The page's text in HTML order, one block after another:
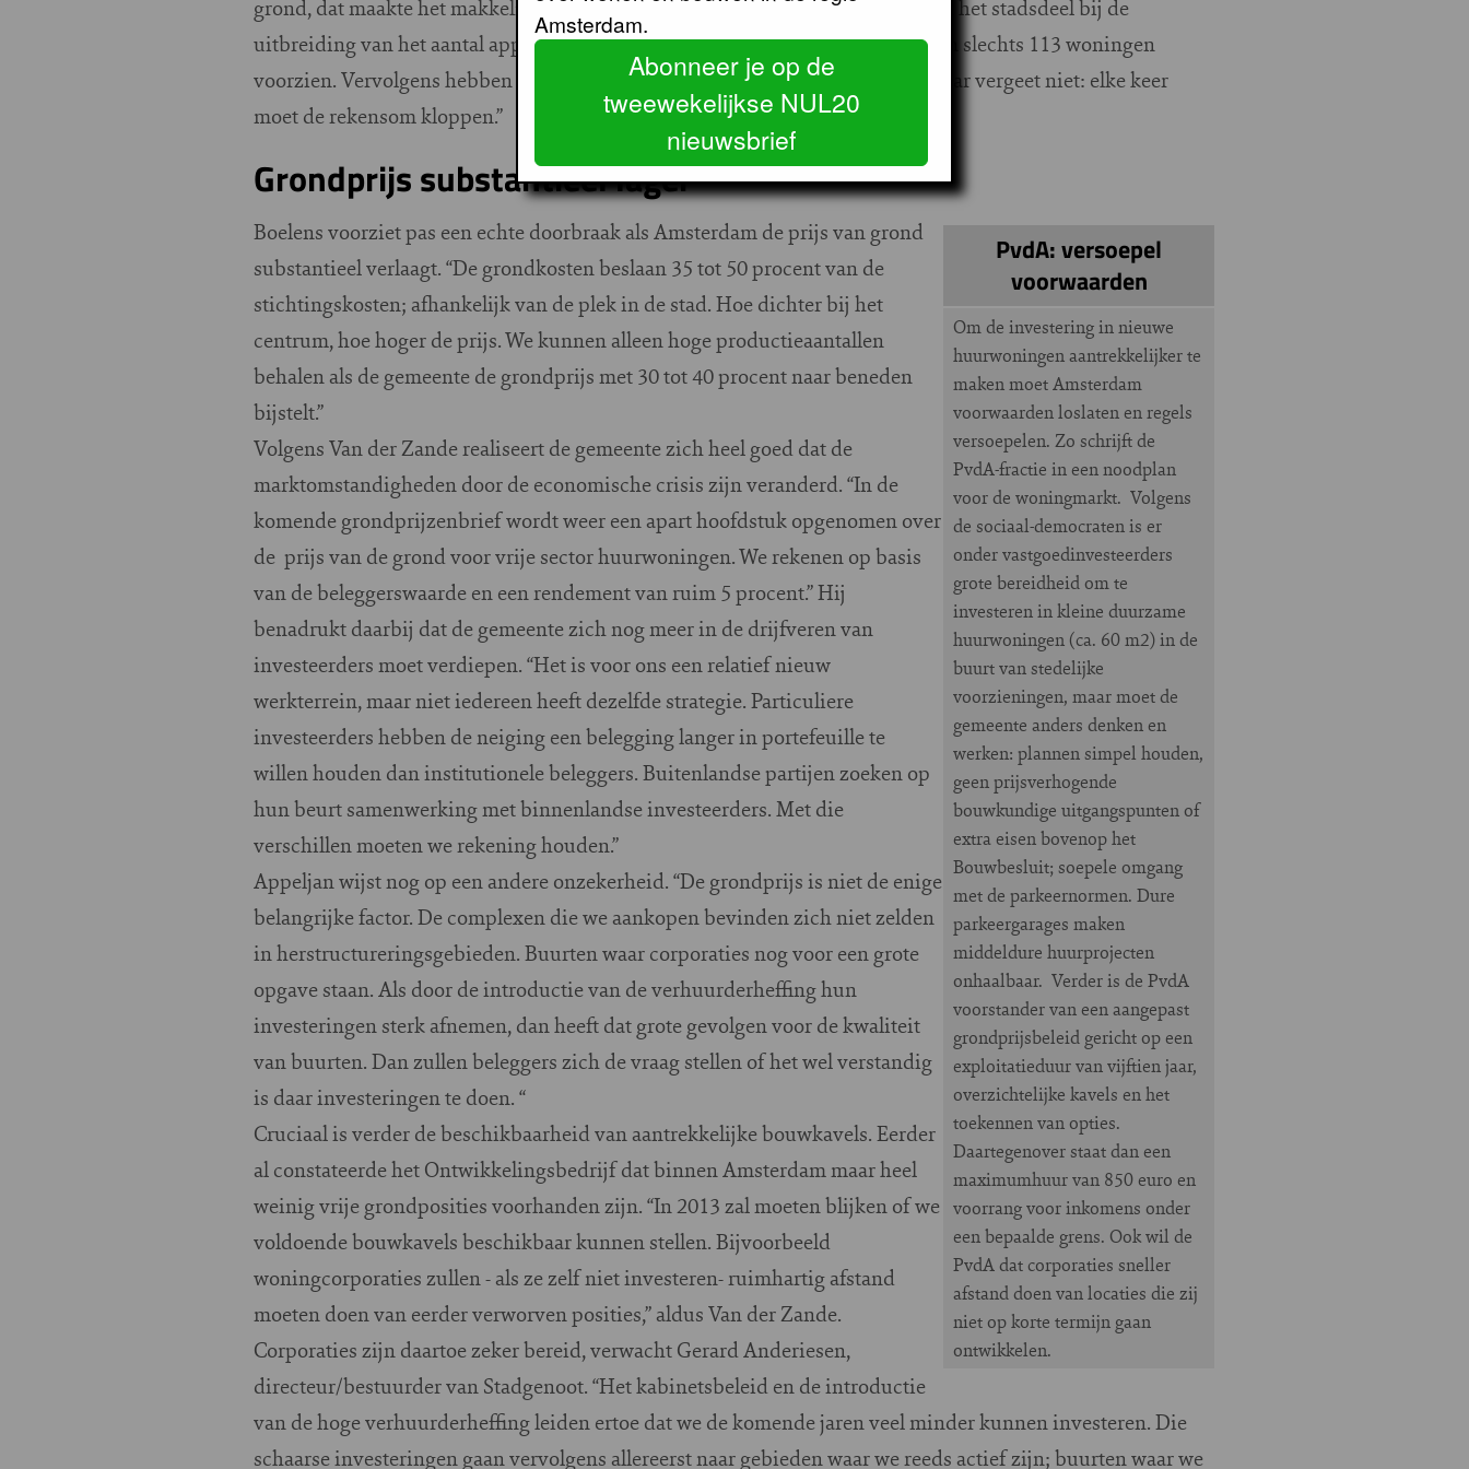
grond, dat maakte het makkelijker. Bovendien kregen we alle medewerking van het stadsdeel bij de
uitbreiding van het aantal appartementen. In de oorspronkelijke plannen waren slechts 113 woningen
voorzien. Vervolgens hebben we vrij snel een eindbelegger kunnen vinden. Maar vergeet niet: elke keer
moet de rekensom kloppen.”
Grondprijs substantieel lager
PvdA: versoepel
voorwaarden
Om de investering in nieuwe
huurwoningen aantrekkelijker te
maken moet Amsterdam
voorwaarden loslaten en regels
versoepelen. Zo schrijft de
PvdA-fractie in een noodplan
voor de woningmarkt. Volgens
de sociaal-democraten is er
onder vastgoedinvesteerders
grote bereidheid om te
investeren in kleine duurzame
huurwoningen (ca. 60 m2) in de
buurt van stedelijke
voorzieningen, maar moet de
gemeente anders denken en
werken: plannen simpel houden,
geen prijsverhogende
bouwkundige uitgangspunten of
extra eisen bovenop het
Bouwbesluit; soepele omgang
met de parkeernormen. Dure
parkeergarages maken
middeldure huurprojecten
onhaalbaar. Verder is de PvdA
voorstander van een aangepast
grondprijsbeleid gericht op een
exploitatieduur van vijftien jaar,
overzichtelijke kavels en het
toekennen van opties.
Daartegenover staat dan een
maximumhuur van 850 euro en
voorrang voor inkomens onder
een bepaalde grens. Ook wil de
PvdA dat corporaties sneller
afstand doen van locaties die zij
niet op korte termijn gaan
ontwikkelen.
Boelens voorziet pas een echte doorbraak als Amsterdam de prijs van grond
substantieel verlaagt. “De grondkosten beslaan 35 tot 50 procent van de
stichtingskosten; afhankelijk van de plek in de stad. Hoe dichter bij het
centrum, hoe hoger de prijs. We kunnen alleen hoge productieaantallen
behalen als de gemeente de grondprijs met 30 tot 40 procent naar beneden
bijstelt.”
Volgens Van der Zande realiseert de gemeente zich heel goed dat de
marktomstandigheden door de economische crisis zijn veranderd. “In de
komende grondprijzenbrief wordt weer een apart hoofdstuk opgenomen over
de prijs van de grond voor vrije sector huurwoningen. We rekenen op basis
van de beleggerswaarde en een rendement van ruim 5 procent.” Hij
benadrukt daarbij dat de gemeente zich nog meer in de drijfveren van
investeerders moet verdiepen. “Het is voor ons een relatief nieuw
werkterrein, maar niet iedereen heeft dezelfde strategie. Particuliere
investeerders hebben de neiging een belegging langer in portefeuille te
willen houden dan institutionele beleggers. Buitenlandse partijen zoeken op
hun beurt samenwerking met binnenlandse investeerders. Met die
verschillen moeten we rekening houden.”
Appeljan wijst nog op een andere onzekerheid. “De grondprijs is niet de enige
belangrijke factor. De complexen die we aankopen bevinden zich niet zelden
in herstructureringsgebieden. Buurten waar corporaties nog voor een grote
opgave staan. Als door de introductie van de verhuurderheffing hun
investeringen sterk afnemen, dan heeft dat grote gevolgen voor de kwaliteit
van buurten. Dan zullen beleggers zich de vraag stellen of het wel verstandig
is daar investeringen te doen. “
Cruciaal is verder de beschikbaarheid van aantrekkelijke bouwkavels. Eerder
al constateerde het Ontwikkelingsbedrijf dat binnen Amsterdam maar heel
weinig vrije grondposities voorhanden zijn. “In 2013 zal moeten blijken of we
voldoende bouwkavels beschikbaar kunnen stellen. Bijvoorbeeld
woningcorporaties zullen - als ze zelf niet investeren- ruimhartig afstand
moeten doen van eerder verworven posities,” aldus Van der Zande.
Corporaties zijn daartoe zeker bereid, verwacht Gerard Anderiesen,
directeur/bestuurder van Stadgenoot. “Het kabinetsbeleid en de introductie
van de hoge verhuurderheffing leiden ertoe dat we de komende jaren veel minder kunnen investeren. Die
schaarse investeringen gaan vervolgens allereerst naar gebieden waar we reeds actief zijn; buurten waar we
Amsterdam.
Abonneer je op de
tweewekelijkse NUL20
nieuwsbrief